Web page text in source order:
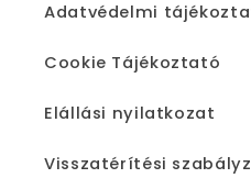
Adatvédelmi
Cookie Tájékoztató
Elállási nyilatkozat
Visszatérítési